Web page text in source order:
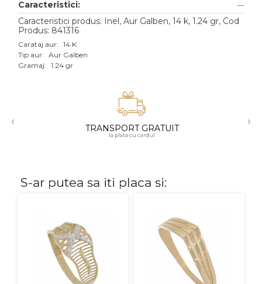
Aur alb
Aur roz
Aur mixt
18K
Diamante
Caracteristici:
Caracteristici produs: Inel, Aur Galben, 14 k, 1.24 gr, Cod
Produs: 841316
Carataj aur: 14 K
Tip aur: Aur Galben
Gramaj: 1.24 gr
‹ TRANSPORT GRATUIT
la plata cu cardul
›
S-ar putea sa iti placa si: